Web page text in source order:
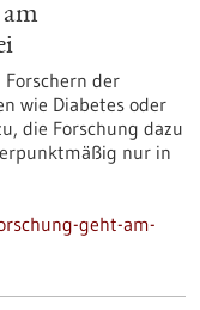
der
wie Diabetes oder
die Forschung dazu
nur in
geht-am-